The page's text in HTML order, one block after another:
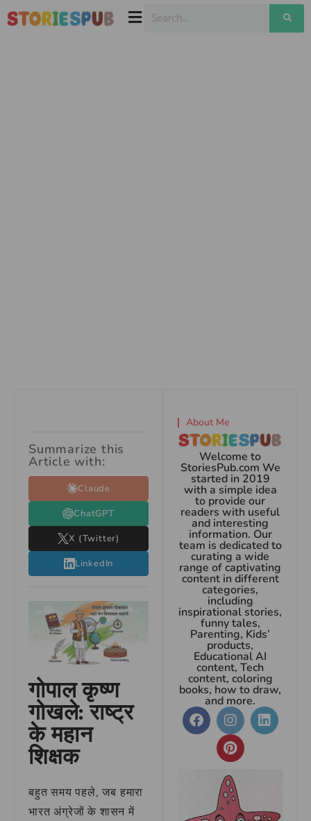
Summarize this
Article with:
Claude
ChatGPT
X (Twitter)
LinkedIn
गोपाल कृष्ण
गोखले: राष्ट्र
के महान
शिक्षक
बहुत समय पहले, जब हमारा
भारत अंग्रेजों के शासन में
About Me
Welcome to
StoriesPub.com We
started in 2019
with a simple idea
to provide our
readers with useful
and interesting
information. Our
team is dedicated to
curating a wide
range of captivating
content in different
categories,
including
inspirational stories,
funny tales,
Parenting, Kids’
products,
Educational AI
content, Tech
content, coloring
books, how to draw,
and more.